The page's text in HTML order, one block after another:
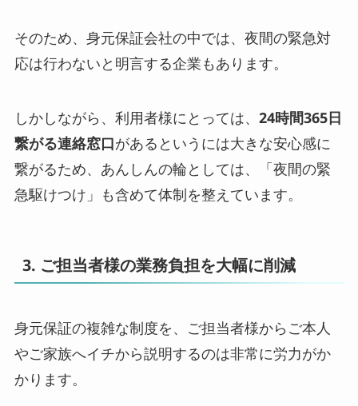
そのため、身元保証会社の中では、夜間の緊急対
応は行わないと明言する企業もあります。
しかしながら、利用者様にとっては、 24時間365日
繋がる連絡窓口があるというには大きな安心感に
繋がるため、あんしんの輪としては、「夜間の緊
急駆けつけ」も含めて体制を整えています。
3. ご担当者様の業務負担を大幅に削減
身元保証の複雑な制度を、ご担当者様からご本人
やご家族へイチから説明するのは非常に労力がか
かります。